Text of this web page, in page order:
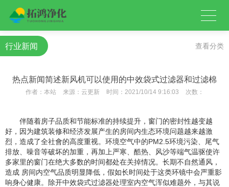
行业新闻 查看分类
热点新闻简述新风机可以使用的中效袋式过滤器和过滤棉
作者： 本站 来源： 云更新 时间： 2021/10/14 9:16:03 次数：
伴随着房子品质和节能标准的持续提升，窗门的密封性越变越
好，因为建筑装修和经济发展产生的房间内生态环境问题越来越激
烈，造成了全社會的高度重视。环境空气中的PM2.5环境污染、尾气
排放、噪音等破坏的加重，再加上严寒、酷热、风沙等端气温驱使许
多家里的窗门在绝大多数的时间都处在关掉情况。长期不自然通风，
造成 房间内空气品质明显降低，假如长时间处于这类环镜中会严重影
响身心健康。除开中效袋式过滤器处理室内空气浑似难题外，与其说